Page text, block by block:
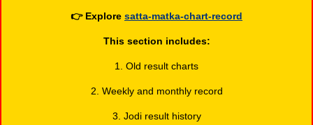
👉 Explore satta-matka-chart-record
This section includes:
1. Old result charts
2. Weekly and monthly record
3. Jodi result history